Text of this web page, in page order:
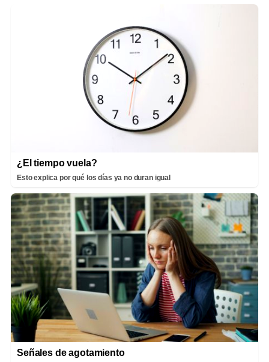
¿El tiempo vuela?
Esto explica por qué los días ya no duran igual
Señales de agotamiento